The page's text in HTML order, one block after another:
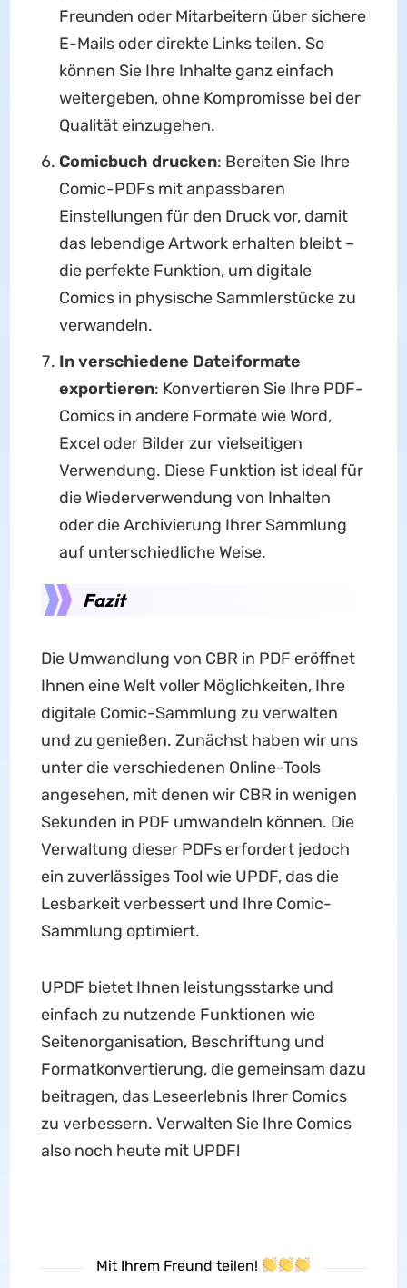
Freunden oder Mitarbeitern über sichere
E-Mails oder direkte Links teilen. So
können Sie Ihre Inhalte ganz einfach
weitergeben, ohne Kompromisse bei der
Qualität einzugehen.
Comicbuch drucken: Bereiten Sie Ihre
Comic-PDFs mit anpassbaren
Einstellungen für den Druck vor, damit
das lebendige Artwork erhalten bleibt –
die perfekte Funktion, um digitale
Comics in physische Sammlerstücke zu
verwandeln.
In verschiedene Dateiformate
exportieren: Konvertieren Sie Ihre PDF-
Comics in andere Formate wie Word,
Excel oder Bilder zur vielseitigen
Verwendung. Diese Funktion ist ideal für
die Wiederverwendung von Inhalten
oder die Archivierung Ihrer Sammlung
auf unterschiedliche Weise.
Fazit
Die Umwandlung von CBR in PDF eröffnet
Ihnen eine Welt voller Möglichkeiten, Ihre
digitale Comic-Sammlung zu verwalten
und zu genießen. Zunächst haben wir uns
unter die verschiedenen Online-Tools
angesehen, mit denen wir CBR in wenigen
Sekunden in PDF umwandeln können. Die
Verwaltung dieser PDFs erfordert jedoch
ein zuverlässiges Tool wie UPDF, das die
Lesbarkeit verbessert und Ihre Comic-
Sammlung optimiert.
UPDF bietet Ihnen leistungsstarke und
einfach zu nutzende Funktionen wie
Seitenorganisation, Beschriftung und
Formatkonvertierung, die gemeinsam dazu
beitragen, das Leseerlebnis Ihrer Comics
zu verbessern. Verwalten Sie Ihre Comics
also noch heute mit UPDF!
Mit Ihrem Freund teilen!